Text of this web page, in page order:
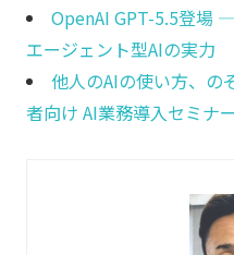
OpenAI GPT-5.5登場
エージェント型AIの実力
他人のAIの使い方、の
者向け AI業務導入セミナー